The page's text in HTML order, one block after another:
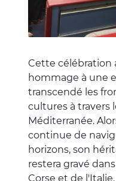
Cette célébration
hommage à une
transcendé les
cultures à travers
Méditerranée.
continue de
horizons, son
restera gravé
Corse et de l'Italie.